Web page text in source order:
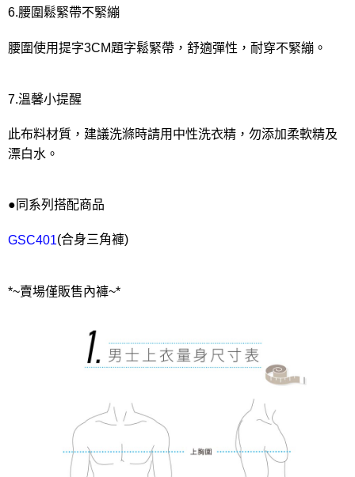
6.腰圍鬆緊帶不緊繃
腰圍使用提字3CM題字鬆緊帶，舒適彈性，耐穿不緊繃。
7.溫馨小提醒
此布料材質，建議洗滌時請用中性洗衣精，勿添加柔軟精及
漂白水。
●同系列搭配商品
GSC401(合身三角褲)
*~賣場僅販售內褲~*